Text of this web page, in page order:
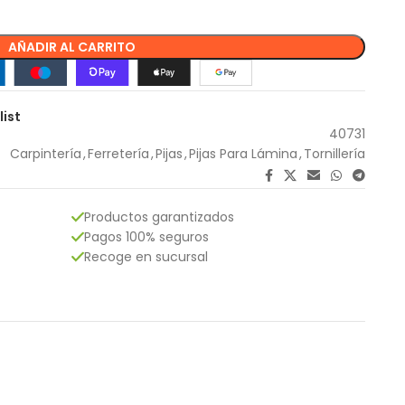
AÑADIR AL CARRITO
40731
Carpintería,Ferretería,Pijas,Pijas Para Lámina,Tornillería
Productos garantizados
Pagos 100% seguros
Recoge en sucursal